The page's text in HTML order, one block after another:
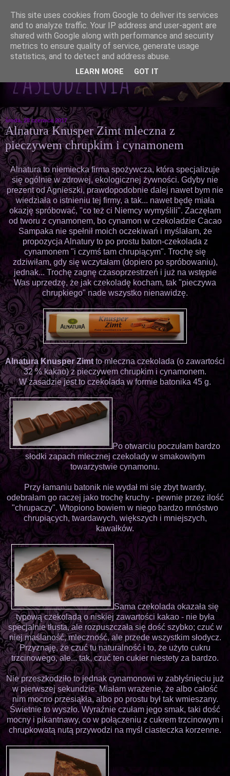
środa, 28 czerwca 2017
Alnatura Knusper Zimt mleczna z
pieczywem chrupkim i cynamonem
Alnatura to niemiecka firma spożywcza, która specjalizuje
się ogólnie w zdrowej, ekologicznej żywności. Gdyby nie
prezent od Agnieszki, prawdopodobnie dalej nawet bym nie
wiedziała o istnieniu tej firmy, a tak... nawet będę miała
okazję spróbować, "co też ci Niemcy wymyślili". Zaczęłam
od tworu z cynamonem, bo cynamon w czekoladzie Cacao
Sampaka nie spełnił moich oczekiwań i myślałam, że
propozycja Alnatury to po prostu baton-czekolada z
cynamonem "i czymś tam chrupiącym". Trochę się
zdziwiłam, gdy się wczytałam (dopiero po spróbowaniu),
jednak... Trochę zagnę czasoprzestrzeń i już na wstępie
Was uprzedzę, że jak czekoladę kocham, tak "pieczywa
chrupkiego" nade wszystko nienawidzę.
Alnatura Knusper Zimtto mleczna czekolada (o zawartości
32 % kakao) z pieczywem chrupkim i cynamonem.
W zasadzie jest to czekolada w formie batonika 45 g.
Po otwarciu poczułam bardzo
słodki zapach mlecznej czekolady w smakowitym
towarzystwie cynamonu.
Przy łamaniu batonik nie wydał mi się zbyt twardy,
odebrałam go raczej jako trochę kruchy - pewnie przez ilość
"chrupaczy". Wtopiono bowiem w niego bardzo mnóstwo
chrupiących, twardawych, większych i mniejszych,
kawałków.
Sama czekolada okazała się
typową czekoladą o niskiej zawartości kakao - nie była
specjalnie tłusta, ale rozpuszczała się dość szybko; czuć w
niej maślaność, mleczność, ale przede wszystkim słodycz.
Przyznaję, że czuć tu naturalność i to, że użyto cukru
trzcinowego, ale... tak, czuć ten cukier niestety za bardzo.
Nie przeszkodziło to jednak cynamonowi w zabłyśnięciu już
w pierwszej sekundzie. Miałam wrażenie, że albo całość
nim mocno przesiąkła, albo po prostu był tak wmieszany.
Świetnie to wyszło. Wyraźnie czułam jego smak, taki dość
mocny i pikantnawy, co w połączeniu z cukrem trzcinowym i
chrupkowatą nutą przywodzi na myśl ciasteczka korzenne.
This site uses cookies from Google to deliver its services
and to analyze traffic. Your IP address and user-agent are
shared with Google along with performance and security
metrics to ensure quality of service, generate usage
statistics, and to detect and address abuse.
LEARN MORE GOT IT